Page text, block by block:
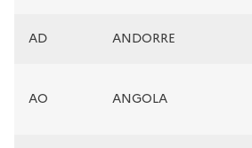
AD ANDORRE
AO ANGOLA